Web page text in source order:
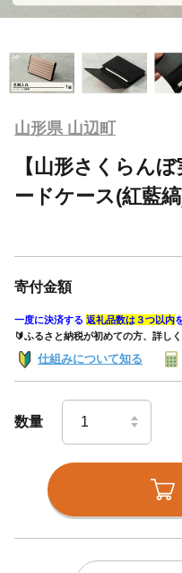
山形県 山辺町
【山形さくらん
ードケース(紅藍
寄付金額
一度に決済する 返礼品数は３つ以内
🔰ふるさと納税が初めての方、詳し
仕組みについて知る
数量